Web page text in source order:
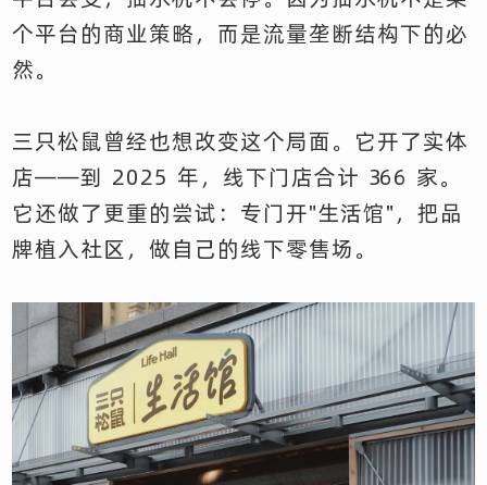
个平台的商业策略，而是流量垄断结构下的必
然。
三只松鼠曾经也想改变这个局面。它开了实体
店——到 2025 年，线下门店合计 366 家。
它还做了更重的尝试：专门开"生活馆"，把品
牌植入社区，做自己的线下零售场。